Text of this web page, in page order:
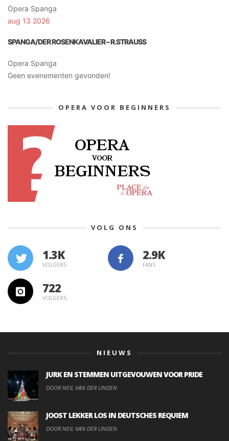
Opera Spanga
aug 13 2026
SPANGA/DER ROSENKAVALIER – R.STRAUSS
Opera Spanga
Geen evenementen gevonden!
OPERA VOOR BEGINNERS
VOLG ONS
1.3K
VOLGERS FANS
722
VOLGERS
NIEUWS
JURK EN STEMMEN UITGEVOUWEN VOOR PRIDE
DOOR NEIL VAN DER LINDEN
JOOST LEKKER LOS IN DEUTSCHES REQUIEM
DOOR NEIL VAN DER LINDEN